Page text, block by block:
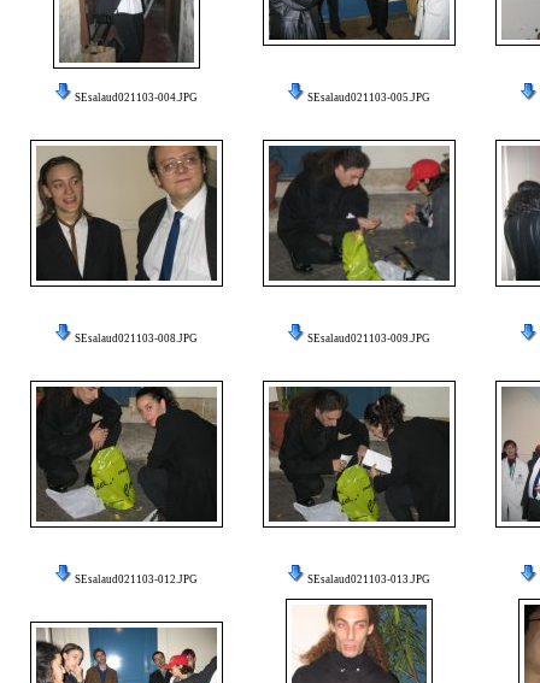
SEsalaud021103-004.JPG SEsalaud021103-005.JPG
SEsalaud021103-008.JPG SEsalaud021103-009.JPG
SEsalaud021103-012.JPG SEsalaud021103-013.JPG